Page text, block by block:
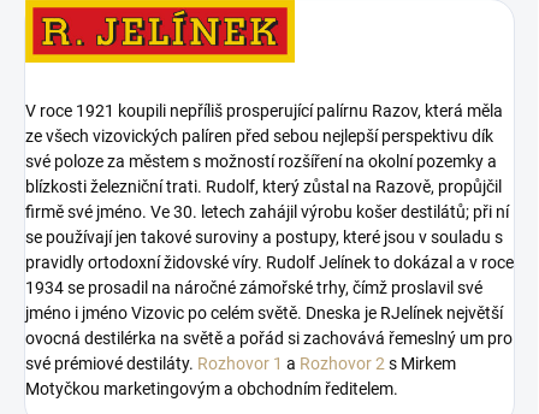
V roce 1921 koupili nepříliš prosperující palírnu Razov, která měla
ze všech vizovických palíren před sebou nejlepší perspektivu dík
své poloze za městem s možností rozšíření na okolní pozemky a
blízkosti železniční trati. Rudolf, který zůstal na Razově, propůjčil
firmě své jméno. Ve 30. letech zahájil výrobu košer destilátů; při ní
se používají jen takové suroviny a postupy, které jsou v souladu s
pravidly ortodoxní židovské víry. Rudolf Jelínek to dokázal a v roce
1934 se prosadil na náročné zámořské trhy, čímž proslavil své
jméno i jméno Vizovic po celém světě. Dneska je RJelínek největší
ovocná destilérka na světě a pořád si zachovává řemeslný um pro
své prémiové destiláty. Rozhovor 1 a Rozhovor 2 s Mirkem
Motyčkou marketingovým a obchodním ředitelem.